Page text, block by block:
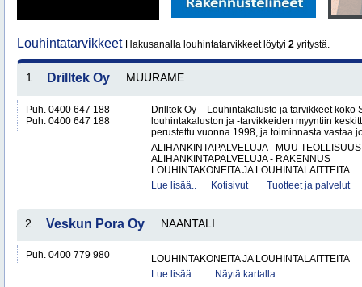
Louhintatarvikkeet Hakusanalla louhintatarvikkeet löytyi 2 yritystä.
1. Drilltek Oy MUURAME
Puh. 0400 647 188
Puh. 0400 647 188
Drilltek Oy – Louhintakalusto ja tarvikkeet koko
louhintakaluston ja -tarvikkeiden myyntiin
perustettu vuonna 1998, ja toiminnasta vastaa
ALIHANKINTAPALVELUJA - MUU TEOLLISUUS
ALIHANKINTAPALVELUJA - RAKENNUS
LOUHINTAKONEITA JA LOUHINTALAITTEITA..
Lue lisää..
Kotisivut Tuotteet ja palvelut
2. Veskun Pora Oy NAANTALI
Puh. 0400 779 980
LOUHINTAKONEITA JA LOUHINTALAITTEITA
Lue lisää..
Näytä kartalla